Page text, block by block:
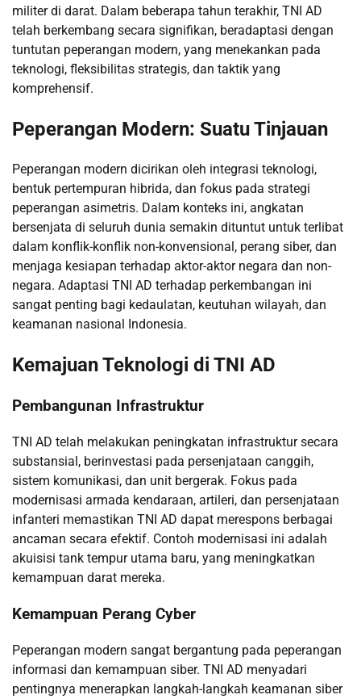
militer di darat. Dalam beberapa tahun terakhir, TNI AD
telah berkembang secara signifikan, beradaptasi dengan
tuntutan peperangan modern, yang menekankan pada
teknologi, fleksibilitas strategis, dan taktik yang
komprehensif.
Peperangan Modern: Suatu Tinjauan
Peperangan modern dicirikan oleh integrasi teknologi,
bentuk pertempuran hibrida, dan fokus pada strategi
peperangan asimetris. Dalam konteks ini, angkatan
bersenjata di seluruh dunia semakin dituntut untuk terlibat
dalam konflik-konflik non-konvensional, perang siber, dan
menjaga kesiapan terhadap aktor-aktor negara dan non-
negara. Adaptasi TNI AD terhadap perkembangan ini
sangat penting bagi kedaulatan, keutuhan wilayah, dan
keamanan nasional Indonesia.
Kemajuan Teknologi di TNI AD
Pembangunan Infrastruktur
TNI AD telah melakukan peningkatan infrastruktur secara
substansial, berinvestasi pada persenjataan canggih,
sistem komunikasi, dan unit bergerak. Fokus pada
modernisasi armada kendaraan, artileri, dan persenjataan
infanteri memastikan TNI AD dapat merespons berbagai
ancaman secara efektif. Contoh modernisasi ini adalah
akuisisi tank tempur utama baru, yang meningkatkan
kemampuan darat mereka.
Kemampuan Perang Cyber
Peperangan modern sangat bergantung pada peperangan
informasi dan kemampuan siber. TNI AD menyadari
pentingnya menerapkan langkah-langkah keamanan siber